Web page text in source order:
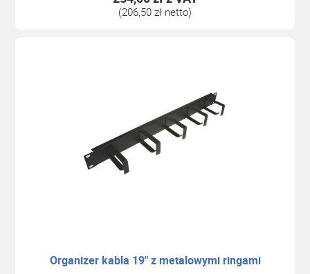
(206,50 zł netto)
Organizer kabla 19" z metalowymi ringami